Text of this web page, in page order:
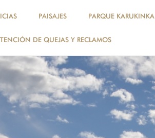
PAISAJES PARQUE KARUKINKA
DE QUEJAS Y RECLAMOS